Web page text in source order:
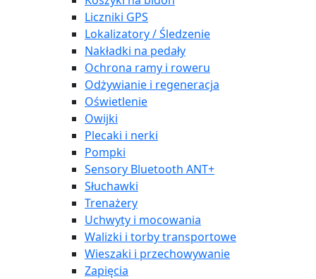
Liczniki GPS
Lokalizatory / Śledzenie
Nakładki na pedały
Ochrona ramy i roweru
Odżywianie i regeneracja
Oświetlenie
Owijki
Plecaki i nerki
Pompki
Sensory Bluetooth ANT+
Słuchawki
Trenażery
Uchwyty i mocowania
Walizki i torby transportowe
Wieszaki i przechowywanie
Zapięcia